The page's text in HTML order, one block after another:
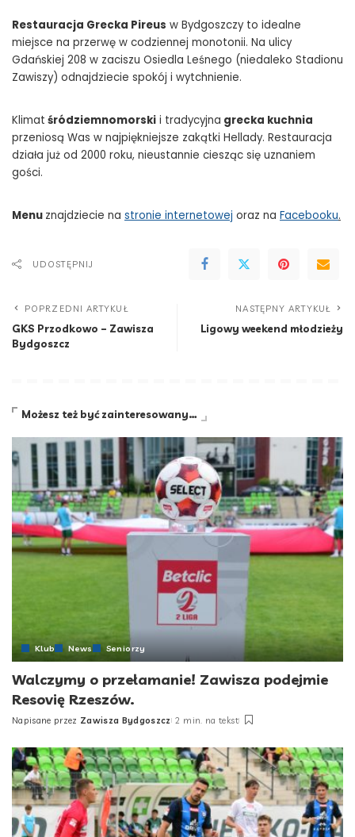
Restauracja Grecka Pireus w Bydgoszczy to idealne
miejsce na przerwę w codziennej monotonii. Na ulicy
Gdańskiej 208 w zaciszu Osiedla Leśnego (niedaleko Stadionu
Zawiszy) odnajdziecie spokój i wytchnienie.
Klimat śródziemnomorski i tradycyjna grecka kuchnia
przeniosą Was w najpiękniejsze zakątki Hellady. Restauracja
działa już od 2000 roku, nieustannie ciesząc się uznaniem
gości.
Menu znajdziecie na stronie internetowej oraz na Facebooku.
UDOSTĘPNIJ
POPRZEDNI ARTYKUŁ
GKS Przodkowo – Zawisza
Bydgoszcz
NASTĘPNY ARTYKUŁ
Ligowy weekend młodzieży
Możesz też być zainteresowany…
Klub News Seniorzy
Walczymy o przełamanie! Zawisza podejmie
Resovię Rzeszów.
Posted
Napisane przez Zawisza Bydgoszcz 2 min. na tekst